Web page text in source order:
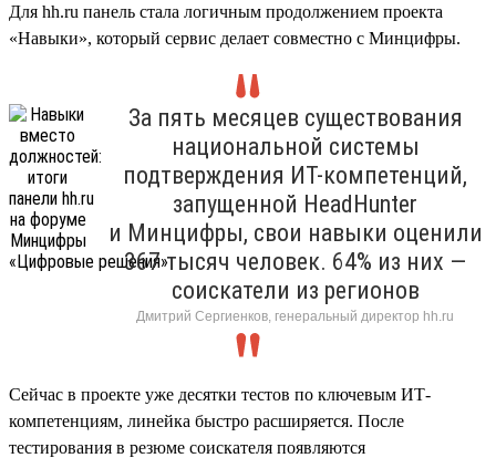
Для hh.ru панель стала логичным продолжением проекта
«Навыки», который сервис делает совместно с Минцифры.
За пять месяцев существования
национальной системы
подтверждения ИТ-компетенций,
запущенной HeadHunter
и Минцифры, свои навыки оценили
367 тысяч человек. 64% из них —
соискатели из регионов
Дмитрий Сергиенков, генеральный директор hh.ru
Сейчас в проекте уже десятки тестов по ключевым ИТ-
компетенциям, линейка быстро расширяется. После
тестирования в резюме соискателя появляются